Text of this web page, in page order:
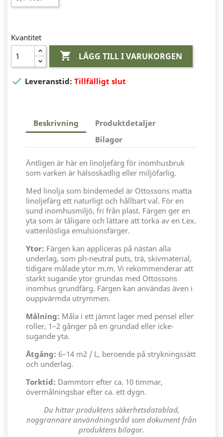
Kvantitet
 LÄGG TILL I VARUKORGEN
 Leveranstid: Tillfälligt slut
Beskrivning
Produktdetaljer
Bilagor
Äntligen är här en linoljefärg för inomhusbruk
som varken är hälsoskadlig eller miljöfarlig.
Med linolja som bindemedel är Ottossons matta
linoljefärg ett naturligt och hållbart val. För en
sund inomhusmiljö, fri från plast. Färgen ger en
yta som är tåligare och lättare att torka av en t.ex.
vattenlösliga emulsionsfärger.
Ytor: Färgen kan appliceras på nästan alla
underlag, som ph-neutral puts, trä, skivmaterial,
tidigare målade ytor m.m. Vi rekommenderar att
starkt sugande ytor grundas med Ottossons
inomhus grundfärg. Färgen kan användas även i
ouppvärmda utrymmen.
Målning: Måla i ett jämnt lager med pensel eller
roller, 1–2 gånger på en grundad eller icke-
sugande yta.
Åtgång: 6–14 m2 / L, beroende på strykningssätt
och underlag.
Torktid: Dammtorr efter ca. 10 timmar,
övermålningsbar efter ca. ett dygn.
Du hittar produktens säkerhetsdatablad,
noggrannare användningsråd som dokument från
produktens bilagor.